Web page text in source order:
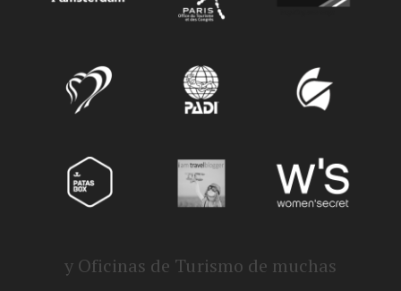
y Oficinas de Turismo de muchas